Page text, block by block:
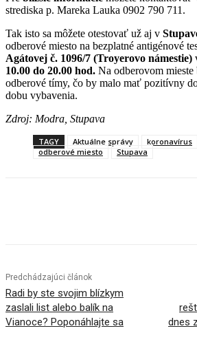
strediska p. Mareka Lauka 0902 790 711.
Tak isto sa môžete otestovať už aj v
odberové miesto na bezplatné antigénové
Agátovej č. 1096/7 (Troyerovo námestie)
10.00 do 20.00 hod. Na odberovom
odberové tímy, čo by malo mať pozitívny
dobu vybavenia.
Zdroj: Modra, Stupava
TAGY Aktuálne správy koronavírus
odberové miesto
Stupava
Predchádzajúci článok
Radi by ste svojim blízkym
zaslali list alebo balík na
Vianoce? Poponáhlajte sa
dnes